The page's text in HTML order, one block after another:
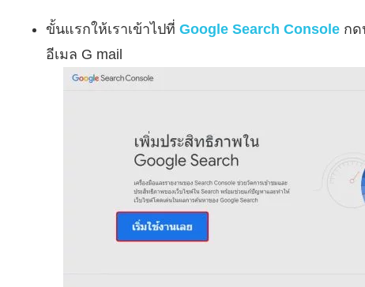
ขั้นแรกให้เราเข้าไปที่ Google Search Console กด
อีเมล G mail